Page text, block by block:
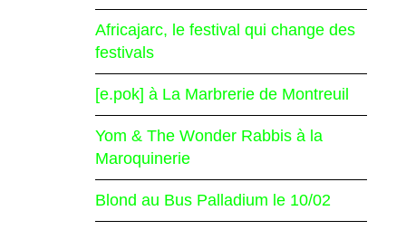
Africajarc, le festival qui change des
festivals
[e.pok] à La Marbrerie de Montreuil
Yom & The Wonder Rabbis à la
Maroquinerie
Blond au Bus Palladium le 10/02